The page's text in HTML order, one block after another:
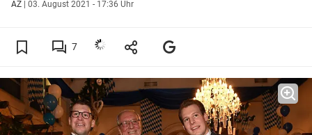
AZ | 03. August 2021 - 17:36 Uhr
7